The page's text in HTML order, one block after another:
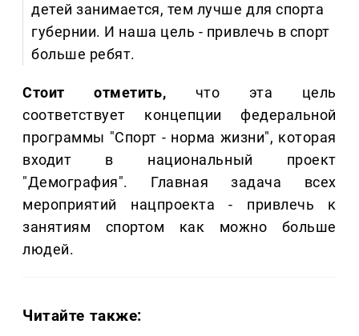
детей занимается, тем лучше для спорта
губернии. И наша цель - привлечь в спорт
больше ребят.
Стоит отметить, что эта цель
соответствует концепции федеральной
программы "Спорт - норма жизни", которая
входит в национальный проект
"Демография". Главная задача всех
мероприятий нацпроекта - привлечь к
занятиям спортом как можно больше
людей.
Читайте также: